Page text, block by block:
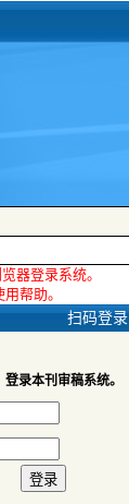
扫码登录
录本刊审稿系统。